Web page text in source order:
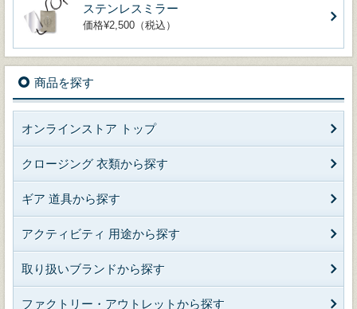
ステンレスミラー
価格¥2,500（税込）
商品を探す
オンラインストア トップ
クロージング 衣類から探す
ギア 道具から探す
アクティビティ 用途から探す
取り扱いブランドから探す
ファクトリー・アウトレットから探す